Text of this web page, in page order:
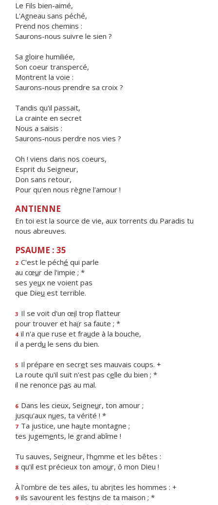
Le Fils bien-aimé,
L'Agneau sans péché,
Prend nos chemins :
Saurons-nous suivre le sien ?
Sa gloire humiliée,
Son coeur transpercé,
Montrent la voie :
Saurons-nous prendre sa croix ?
Tandis qu'il passait,
La crainte en secret
Nous a saisis :
Saurons-nous perdre nos vies ?
Oh ! viens dans nos coeurs,
Esprit du Seigneur,
Don sans retour,
Pour qu'en nous règne l'amour !
ANTIENNE
En toi est la source de vie, aux torrents du Paradis tu
nous abreuves.
PSAUME : 35
2 C'est le péché qui parle
au cœur de l'impie ; *
ses yeux ne voient pas
que Dieu est terrible.
3 Il se voit d'un œil trop flatteur
pour trouver et haïr sa faute ; *
4 il n'a que ruse et fraude à la bouche,
il a perdu le sens du bien.
5 Il prépare en secret ses mauvais coups. +
La route qu'il suit n'est pas celle du bien ; *
il ne renonce pas au mal.
6 Dans les cieux, Seigneur, ton amour ;
jusqu'aux nues, ta vérité ! *
7 Ta justice, une haute montagne ;
tes jugements, le grand abîme !
Tu sauves, Seigneur, l'homme et les bêtes :
8 qu'il est précieux ton amour, ô mon Dieu !
À l'ombre de tes ailes, tu abrites les hommes : +
9 ils savourent les festins de ta maison ; *